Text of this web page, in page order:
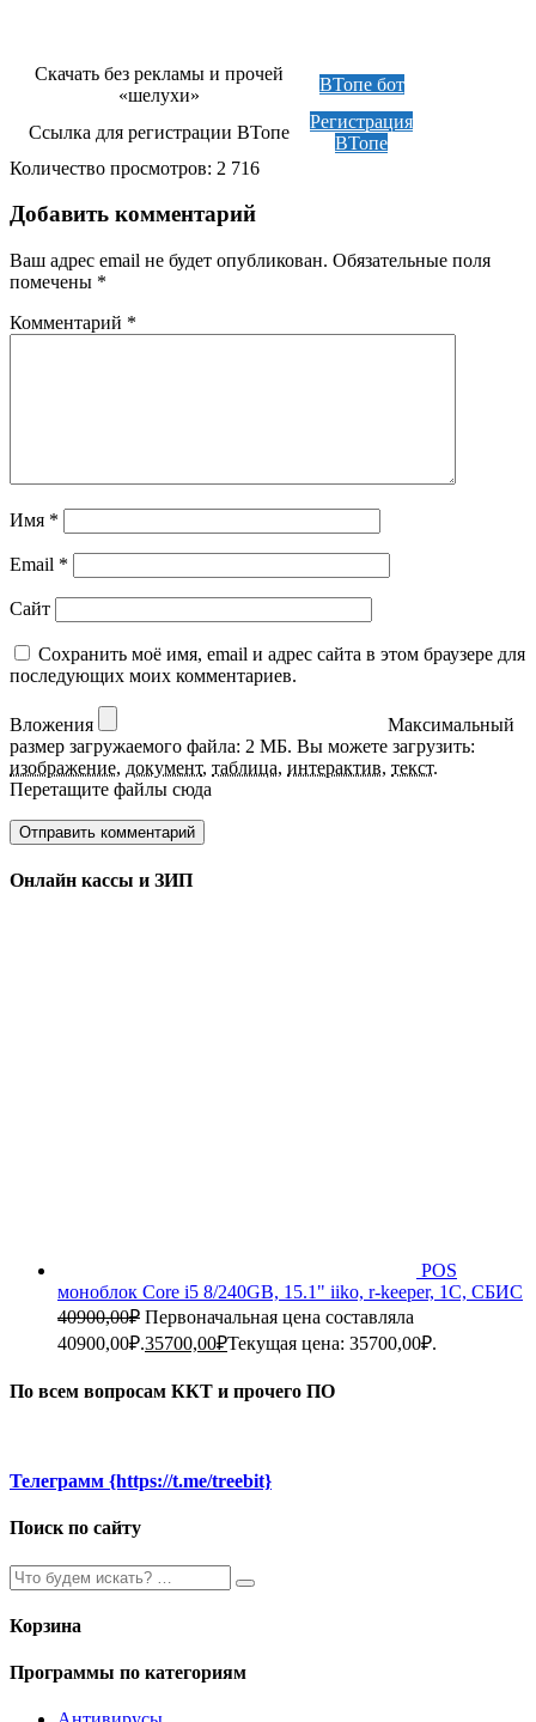
Скачать без рекламы и прочей
«шелухи»
ВТопе бот
Ссылка для регистрации ВТопе
Регистрация
ВТопе
Количество просмотров: 2 716
Добавить комментарий
Ваш адрес email не будет опубликован. Обязательные поля
помечены *
Комментарий *
Имя *
Email *
Сайт
Сохранить моё имя, email и адрес сайта в этом браузере для
последующих моих комментариев.
Вложения
Максимальный
размер загружаемого файла: 2 МБ. Вы можете загрузить:
изображение, документ, таблица, интерактив, текст.
Перетащите файлы сюда
Онлайн кассы и ЗИП
POS
моноблок Core i5 8/240GB, 15.1" iiko, r-keeper, 1C, СБИС
40900,00₽ Первоначальная цена составляла
40900,00₽.35700,00₽Текущая цена: 35700,00₽.
По всем вопросам ККТ и прочего ПО
Телеграмм {https://t.me/treebit}
Поиск по сайту
Корзина
Программы по категориям